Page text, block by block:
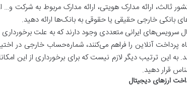
ثالث، ارائه مدارک هویتی، ارائه مدارک مربوط به شرکت
بانکی خارجی حقیقی یا حقوقی به بانک‌ها ارائه دهید.
سرویس‌های ایرانی متعددی وجود دارند که به علت
پرداخت آنلاین را فراهم می‌کنند، شماره‌حساب خارجی در
به ‌این‌ ترتیب دیگر لازم نیست که برای برخورداری از این
قرار دهید.
ارزهای دیجیتال